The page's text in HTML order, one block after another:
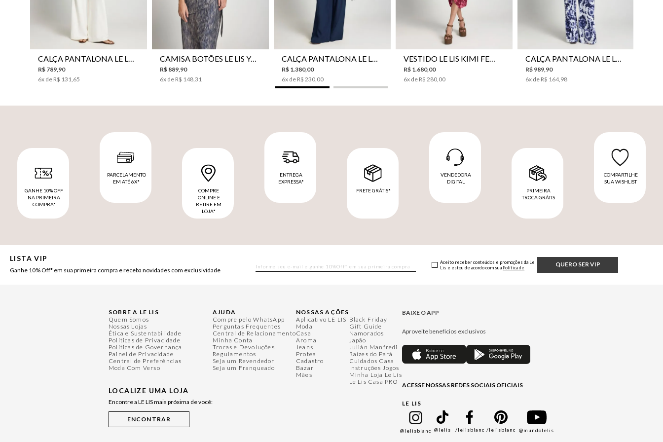
CALÇA PANTALONA LE LIS HORI FEMININA
R$ 789,90
6x de R$ 131,65
CAMISA BOTÕES LE LIS YANNA FEMININA
R$ 889,90
6x de R$ 148,31
CALÇA PANTALONA LE LIS SAKURA II FEMININA
R$ 1.380,00
6x de R$ 230,00
VESTIDO LE LIS KIMI FEMININO
R$ 1.680,00
6x de R$ 280,00
CALÇA PANTALONA LE LIS JESSICA FEMININA
R$ 989,90
6x de R$ 164,98
GANHE 10% OFF
NA PRIMEIRA
COMPRA*
PARCELAMENTO
EM ATÉ 6X*
COMPRE
ONLINE E
RETIRE EM
LOJA*
ENTREGA
EXPRESSA*
FRETE GRÁTIS*
VENDEDORA
DIGITAL
PRIMEIRA
TROCA GRÁTIS
COMPARTILHE
SUA WISHLIST
LISTA VIP
Ganhe 10% Off* em sua primeira compra e receba novidades com exclusividade
QUERO SER VIP
Aceito receber conteúdos e promoções da Le
Lis e estou de acordo com sua Política de
SOBRE A LE LIS
Quem Somos
Nossas Lojas
Ética e Sustentabilidade
Políticas de Privacidade
Políticas de Governança
Painel de Privacidade
Central de Preferências
Moda Com Verso
LOCALIZE UMA LOJA
Encontre a LE LIS mais próxima de você:
AJUDA
Compre pelo WhatsApp
Perguntas Frequentes
Central de Relacionamento
Minha Conta
Trocas e Devoluções
Regulamentos
Seja um Revendedor
Seja um Franqueado
NOSSAS AÇÕES
Aplicativo LE LIS
Moda
Casa
Aroma
Jeans
Protea
Cadastro
Bazar
Mães
Black Friday
Gift Guide
Namorados
Japão
Julián Manfredi
Raízes do Pará
Cuidados Casa
Instruções Jogos
Minha Loja Le Lis
Le Lis Casa PRO
BAIXE O APP
Aproveite benefícios exclusivos
ACESSE NOSSAS REDES SOCIAIS OFICIAIS
LE LIS
@lelisblanc @lelis /lelisblanc /lelisblanc @mundolelis